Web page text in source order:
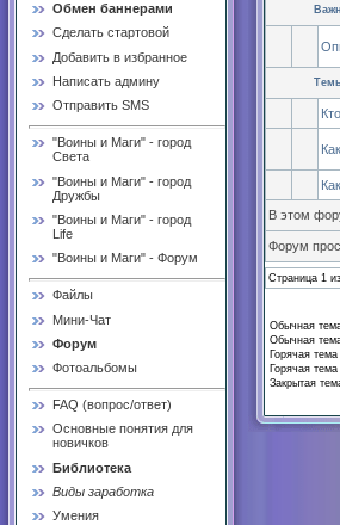
Обмен баннерами
Сделать стартовой
Добавить в избранное
Написать админу
Отправить SMS
"Воины и Маги" - город
Света
"Воины и Маги" - город
Дружбы
"Воины и Маги" - город
Life
"Воины и Маги" - Форум
Файлы
Мини-Чат
Форум
Фотоальбомы
FAQ (вопрос/ответ)
Основные понятия для
новичков
Библиотека
Виды заработка
Умения
В этом
Форум
Страница 1 из
Обычная
Обычная
Горячая
Горячая
Закрытая